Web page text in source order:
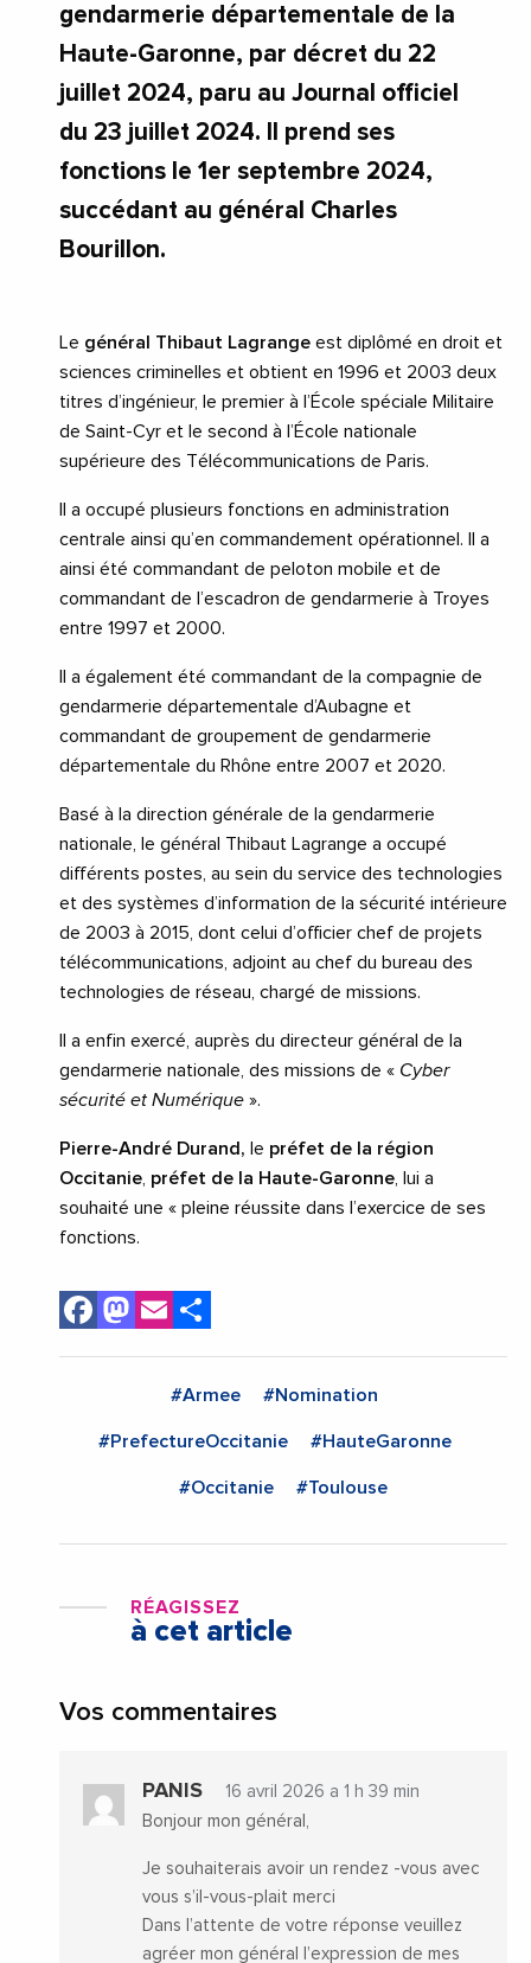
gendarmerie départementale de la
Haute-Garonne, par décret du 22
juillet 2024, paru au Journal officiel
du 23 juillet 2024. Il prend ses
fonctions le 1er septembre 2024,
succédant au général Charles
Bourillon.
Le général Thibaut Lagrange est diplômé en droit et
sciences criminelles et obtient en 1996 et 2003 deux
titres d’ingénieur, le premier à l’École spéciale Militaire
de Saint-Cyr et le second à l’École nationale
supérieure des Télécommunications de Paris.
Il a occupé plusieurs fonctions en administration
centrale ainsi qu’en commandement opérationnel. Il a
ainsi été commandant de peloton mobile et de
commandant de l’escadron de gendarmerie à Troyes
entre 1997 et 2000.
Il a également été commandant de la compagnie de
gendarmerie départementale d’Aubagne et
commandant de groupement de gendarmerie
départementale du Rhône entre 2007 et 2020.
Basé à la direction générale de la gendarmerie
nationale, le général Thibaut Lagrange a occupé
différents postes, au sein du service des technologies
et des systèmes d’information de la sécurité intérieure
de 2003 à 2015, dont celui d’officier chef de projets
télécommunications, adjoint au chef du bureau des
technologies de réseau, chargé de missions.
Il a enfin exercé, auprès du directeur général de la
gendarmerie nationale, des missions de « Cyber
sécurité et Numérique ».
Pierre-André Durand, le préfet de la région
Occitanie préfet de la Haute-Garonne , lui a
souhaité une « pleine réussite dans l’exercice de ses
fonctions.
Facebook
Mastodon
Email
#Armee #Nomination
#PrefectureOccitanie #HauteGaronne
#Occitanie #Toulouse
RÉAGISSEZ
à cet article
Vos commentaires
PANIS
16 avril 2026 a 1 h 39 min
Bonjour mon général,
Je souhaiterais avoir un rendez -vous avec
vous s’il-vous-plait merci
Dans l’attente de votre réponse veuillez
agréer mon général l’expression de mes